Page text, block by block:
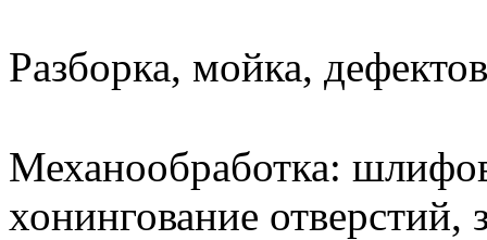
Разборка, мойка,
Механообработка:
хонингование